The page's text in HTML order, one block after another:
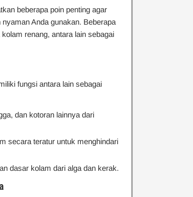
beberapa poin penting agar
Anda gunakan. Beberapa
renang, antara lain sebagai
fungsi antara lain sebagai
dan kotoran lainnya dari
secara teratur untuk menghindari
dasar kolam dari alga dan kerak.